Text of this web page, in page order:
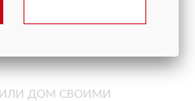
ДОМ СВОИМИ